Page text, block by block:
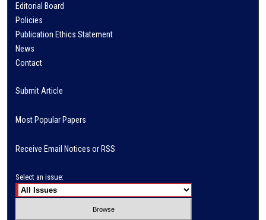
Editorial Board
Policies
Publication Ethics Statement
News
Contact
Submit Article
Most Popular Papers
Receive Email Notices or RSS
Select an issue: